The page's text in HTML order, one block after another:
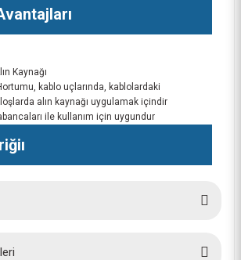
Kaynağı
kablo uçlarında, kablolardaki
alın kaynağı uygulamak içindir
ile kullanım için uygundur